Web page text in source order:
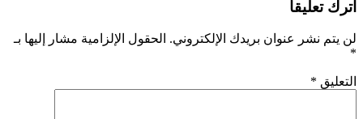
اترك تعليقاً
لن يتم نشر عنوان بريدك الإلكتروني. الحقول الإلزامية مشار إليها بـ
*
التعليق *